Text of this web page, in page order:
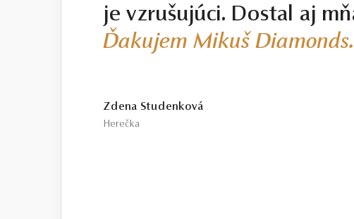
je vzrušujúci. Dostal aj
Ďakujem Mikuš Diamonds.
Zdena Studenková
Herečka